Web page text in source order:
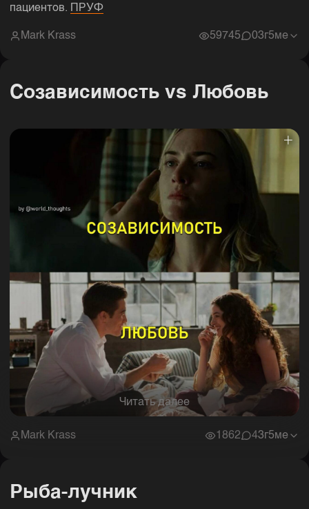
пациентов. ПРУФ
Mark Krass 59745 03г5ме
Созависимость vs Любовь
Читать далее
Mark Krass 1862 43г5ме
Рыба-лучник